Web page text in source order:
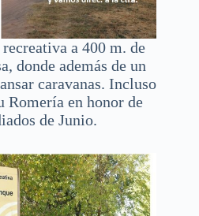
recreativa a 400 m. de
donde además de un
caravanas. Incluso
Romería en honor de
de Junio.